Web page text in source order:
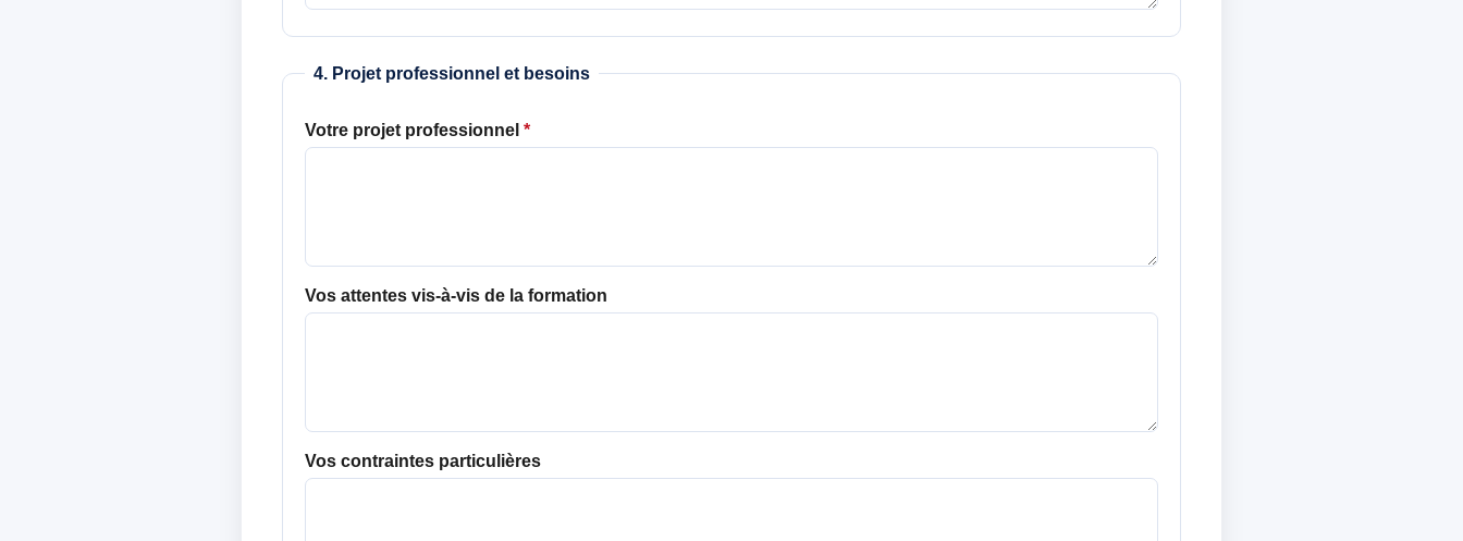
4. Projet professionnel et besoins
Votre projet professionnel *
Vos attentes vis-à-vis de la formation
Vos contraintes particulières